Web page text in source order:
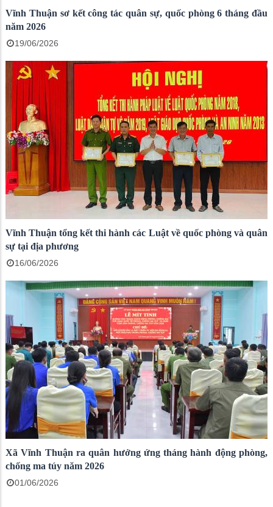
Vĩnh Thuận sơ kết công tác quân sự, quốc phòng 6 tháng đầu
năm 2026
19/06/2026
Vĩnh Thuận tổng kết thi hành các Luật về quốc phòng và quân
sự tại địa phương
16/06/2026
Xã Vĩnh Thuận ra quân hưởng ứng tháng hành động phòng,
chống ma túy năm 2026
01/06/2026